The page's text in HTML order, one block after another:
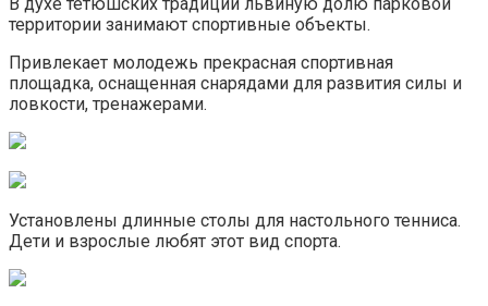
территории занимают спортивные объекты.
Привлекает молодежь прекрасная спортивная
площадка, оснащенная снарядами для развития силы и
ловкости, тренажерами.
Установлены длинные столы для настольного тенниса.
Дети и взрослые любят этот вид спорта.